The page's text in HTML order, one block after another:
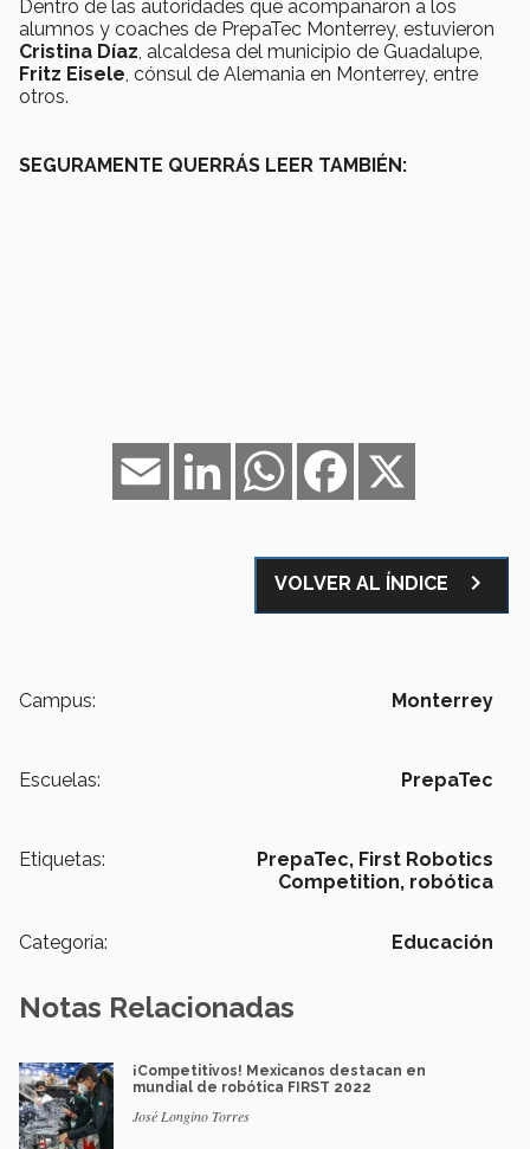
Dentro de las autoridades que acompañaron a los
alumnos y coaches de PrepaTec Monterrey, estuvieron
Cristina Díaz , alcaldesa del municipio de Guadalupe,
Fritz Eisele , cónsul de Alemania en Monterrey, entre
otros.
SEGURAMENTE QUERRÁS LEER TAMBIÉN:
Facebook
WhatsApp
LinkedIn
Email
VOLVER AL ÍNDICE navigate_next
Campus: Monterrey
Escuelas: PrepaTec
Etiquetas: PrepaTec, First Robotics
Competition, robótica
Categoría: Educación
Notas Relacionadas
¡Competitivos! Mexicanos destacan en
mundial de robótica FIRST 2022
José Longino Torres